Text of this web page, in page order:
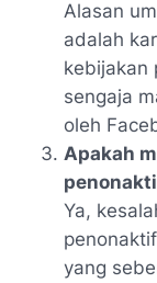
Alasan
adalah
kebijakan
sengaja
oleh
Apakah
Ya,
yang